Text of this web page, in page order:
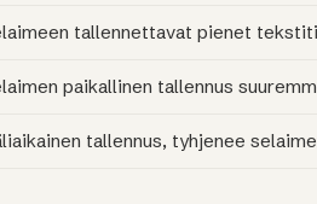
tallennettavat pienet
paikallinen tallennus
tallennus, tyhjenee